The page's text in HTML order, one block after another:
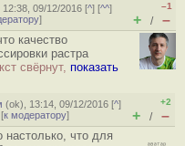
12:38, 09/12/2016 [^] [^^]
]
–1
+ / –
качество
растра
свёрнут, показать
(ok), 13:14, 09/12/2016 [^]
к модератору]
+2
+ / –
настолько, что для